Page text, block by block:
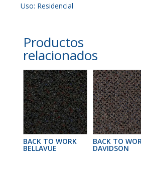
Uso: Residencial
Productos
relacionados
BACK TO WORK
BELLAVUE
BACK TO
DAVIDSON